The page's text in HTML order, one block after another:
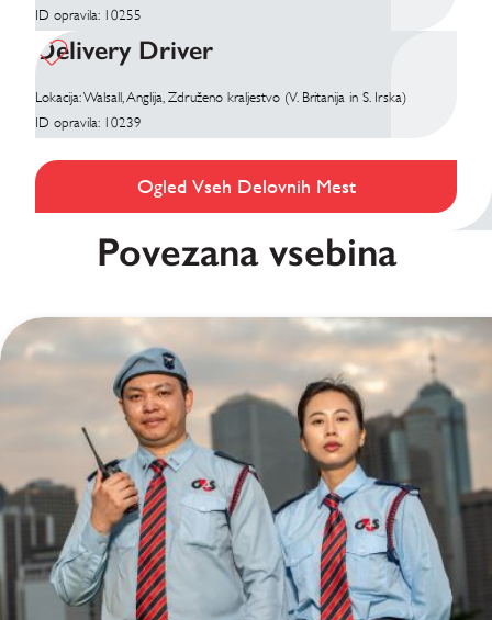
ID opravila: 10255
Delivery Driver
Lokacija: Walsall, Anglija, Združeno kraljestvo (V. Britanija in S. Irska)
ID opravila: 10239
Ogled Vseh Delovnih Mest
Povezana vsebina